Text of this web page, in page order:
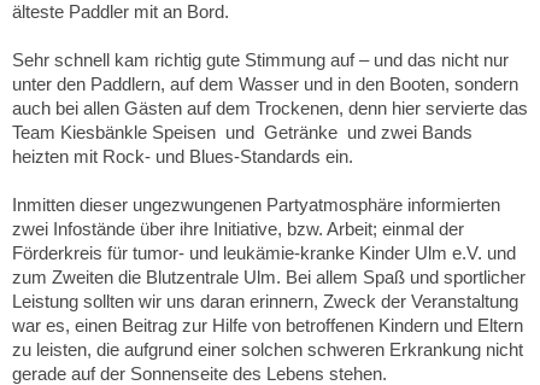
älteste Paddler mit an Bord.
Sehr schnell kam richtig gute Stimmung auf – und das nicht nur
unter den Paddlern, auf dem Wasser und in den Booten, sondern
auch bei allen Gästen auf dem Trockenen, denn hier servierte das
Team Kiesbänkle Speisen und Getränke und zwei Bands
heizten mit Rock- und Blues-Standards ein.
Inmitten dieser ungezwungenen Partyatmosphäre informierten
zwei Infostände über ihre Initiative, bzw. Arbeit; einmal der
Förderkreis für tumor- und leukämie-kranke Kinder Ulm e.V. und
zum Zweiten die Blutzentrale Ulm. Bei allem Spaß und sportlicher
Leistung sollten wir uns daran erinnern, Zweck der Veranstaltung
war es, einen Beitrag zur Hilfe von betroffenen Kindern und Eltern
zu leisten, die aufgrund einer solchen schweren Erkrankung nicht
gerade auf der Sonnenseite des Lebens stehen.